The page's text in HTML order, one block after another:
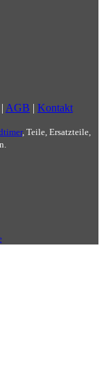
| AGB | Kontakt
, Teile, Ersatzteile,